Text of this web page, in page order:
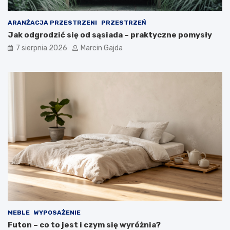
ARANŻACJA PRZESTRZENI PRZESTRZEŃ
Jak odgrodzić się od sąsiada – praktyczne pomysły
7 sierpnia 2026 Marcin Gajda
MEBLE WYPOSAŻENIE
Futon – co to jest i czym się wyróżnia?